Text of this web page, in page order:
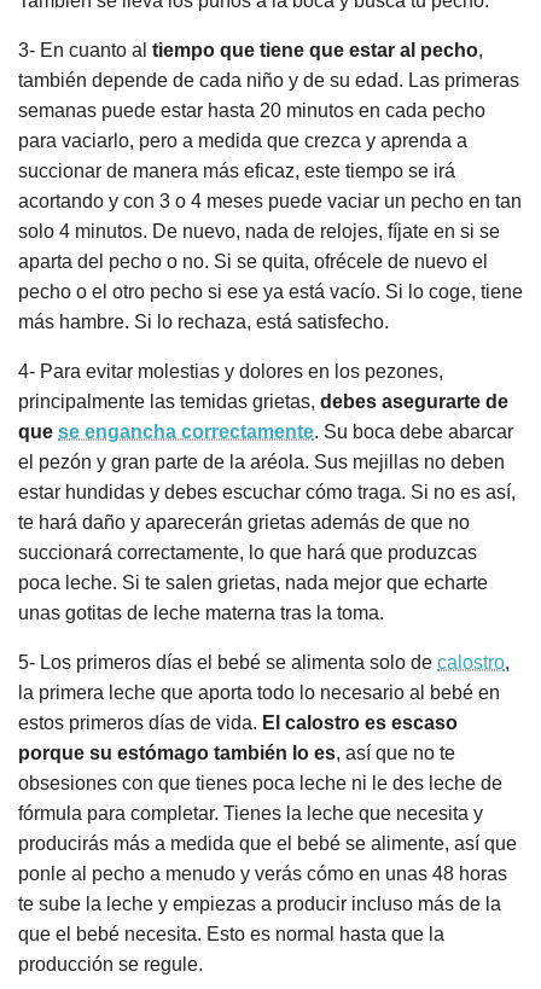
3- En cuanto al tiempo que tiene que estar al pecho,
también depende de cada niño y de su edad. Las primeras
semanas puede estar hasta 20 minutos en cada pecho
para vaciarlo, pero a medida que crezca y aprenda a
succionar de manera más eficaz, este tiempo se irá
acortando y con 3 o 4 meses puede vaciar un pecho en tan
solo 4 minutos. De nuevo, nada de relojes, fíjate en si se
aparta del pecho o no. Si se quita, ofrécele de nuevo el
pecho o el otro pecho si ese ya está vacío. Si lo coge, tiene
más hambre. Si lo rechaza, está satisfecho.
4- Para evitar molestias y dolores en los pezones,
principalmente las temidas grietas, debes asegurarte de
que se engancha correctamente. Su boca debe abarcar
el pezón y gran parte de la aréola. Sus mejillas no deben
estar hundidas y debes escuchar cómo traga. Si no es así,
te hará daño y aparecerán grietas además de que no
succionará correctamente, lo que hará que produzcas
poca leche. Si te salen grietas, nada mejor que echarte
unas gotitas de leche materna tras la toma.
5- Los primeros días el bebé se alimenta solo de calostro,
la primera leche que aporta todo lo necesario al bebé en
estos primeros días de vida. El calostro es escaso
porque su estómago también lo es, así que no te
obsesiones con que tienes poca leche ni le des leche de
fórmula para completar. Tienes la leche que necesita y
producirás más a medida que el bebé se alimente, así que
ponle al pecho a menudo y verás cómo en unas 48 horas
te sube la leche y empiezas a producir incluso más de la
que el bebé necesita. Esto es normal hasta que la
producción se regule.